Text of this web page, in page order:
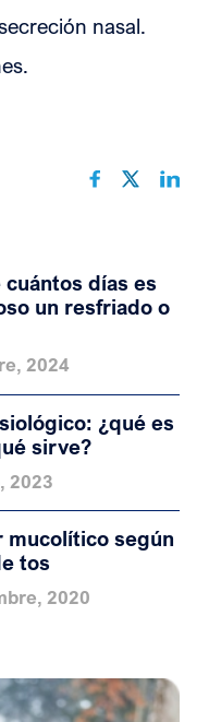
nasal.
cuántos días es
un resfriado o
2024
¿qué es
sirve?
2023
mucolítico según
tos
2020